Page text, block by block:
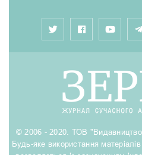
© 2006 - 2020. ТОВ
Будь-яке використання